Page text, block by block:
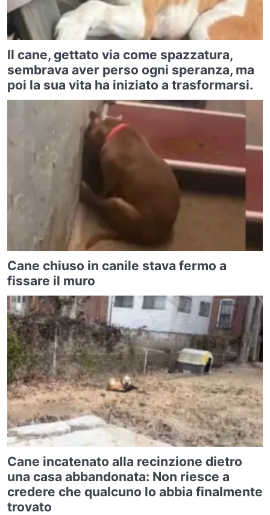
Il cane, gettato via come spazzatura,
sembrava aver perso ogni speranza, ma
poi la sua vita ha iniziato a trasformarsi.
Cane chiuso in canile stava fermo a
fissare il muro
Cane incatenato alla recinzione dietro
una casa abbandonata: Non riesce a
credere che qualcuno lo abbia finalmente
trovato